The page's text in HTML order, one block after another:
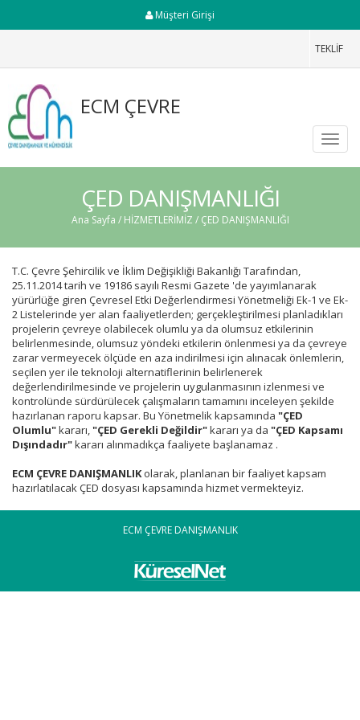
Müşteri Girişi
TEKLİF
ECM ÇEVRE
ÇED DANIŞMANLIĞI
Ana Sayfa / HİZMETLERİMİZ / ÇED DANIŞMANLIĞI
T.C. Çevre Şehircilik ve İklim Değişikliği Bakanlığı Tarafından,
25.11.2014 tarih ve 19186 sayılı Resmi Gazete 'de yayımlanarak
yürürlüğe giren Çevresel Etki Değerlendirmesi Yönetmeliği Ek-1 ve Ek-
2 Listelerinde yer alan faaliyetlerden; gerçekleştirilmesi planladıkları
projelerin çevreye olabilecek olumlu ya da olumsuz etkilerinin
belirlenmesinde, olumsuz yöndeki etkilerin önlenmesi ya da çevreye
zarar vermeyecek ölçüde en aza indirilmesi için alınacak önlemlerin,
seçilen yer ile teknoloji alternatiflerinin belirlenerek
değerlendirilmesinde ve projelerin uygulanmasının izlenmesi ve
kontrolünde sürdürülecek çalışmaların tamamını inceleyen şekilde
hazırlanan raporu kapsar. Bu Yönetmelik kapsamında "ÇED
Olumlu"kararı, "ÇED Gerekli Değildir"kararı ya da "ÇED Kapsamı
Dışındadır"kararı alınmadıkça faaliyete başlanamaz .
ECM ÇEVRE DANIŞMANLIKolarak, planlanan bir faaliyet kapsam
hazırlatılacak ÇED dosyası kapsamında hizmet vermekteyiz.
ECM ÇEVRE DANIŞMANLIK